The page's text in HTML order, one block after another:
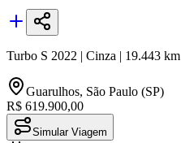
Turbo S 2022 | Cinza | 19.443 km
Guarulhos, São Paulo (SP)
R$ 619.900,00
Simular Viagem